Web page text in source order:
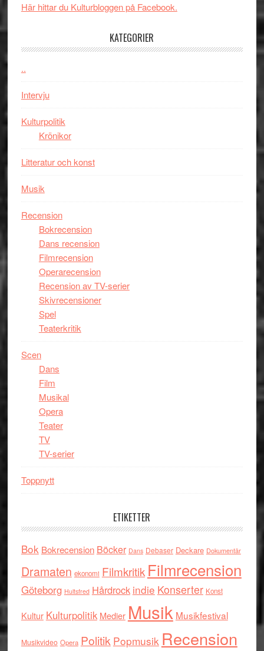
om
Här hittar du Kulturbloggen på Facebook.
KATEGORIER
..
Intervju
Kulturpolitik
Krönikor
Litteratur och konst
Musik
Recension
Bokrecension
Dans recension
Filmrecension
Operarecension
Recension av TV-serier
Skivrecensioner
Spel
Teaterkritik
Scen
Dans
Film
Musikal
Opera
Teater
TV
TV-serier
Toppnytt
ETIKETTER
Bok Bokrecension Böcker Dans Debaser Deckare Dokumentär
Dramaten ekonomi Filmkritik Filmrecension
Göteborg Hultsfred Hårdrock indie Konserter Konst
Kultur Kulturpolitik Medier Musik Musikfestival
Musikvideo Opera Politik Popmusik Recension